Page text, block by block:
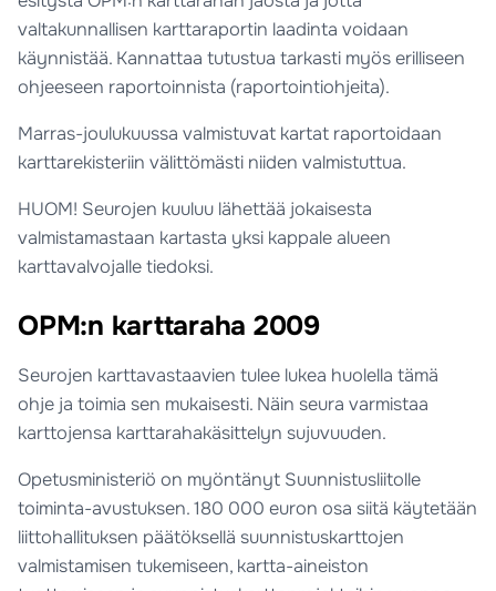
valtakunnallisen karttaraportin laadinta voidaan
käynnistää. Kannattaa tutustua tarkasti myös erilliseen
ohjeeseen raportoinnista (raportointiohjeita).
Marras-joulukuussa valmistuvat kartat raportoidaan
karttarekisteriin välittömästi niiden valmistuttua.
HUOM! Seurojen kuuluu lähettää jokaisesta
valmistamastaan kartasta yksi kappale alueen
karttavalvojalle tiedoksi.
OPM:n karttaraha 2009
Seurojen karttavastaavien tulee lukea huolella tämä
ohje ja toimia sen mukaisesti. Näin seura varmistaa
karttojensa karttarahakäsittelyn sujuvuuden.
Opetusministeriö on myöntänyt Suunnistusliitolle
toiminta-avustuksen. 180 000 euron osa siitä käytetään
liittohallituksen päätöksellä suunnistuskarttojen
valmistamisen tukemiseen, kartta-aineiston